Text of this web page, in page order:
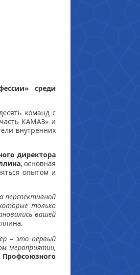
среди
команд с
КАМАЗ» и
внутренних
директора
, основная
опытом и
перспективной
только
вашей
– это первый
мероприятии,
Профсоюзного